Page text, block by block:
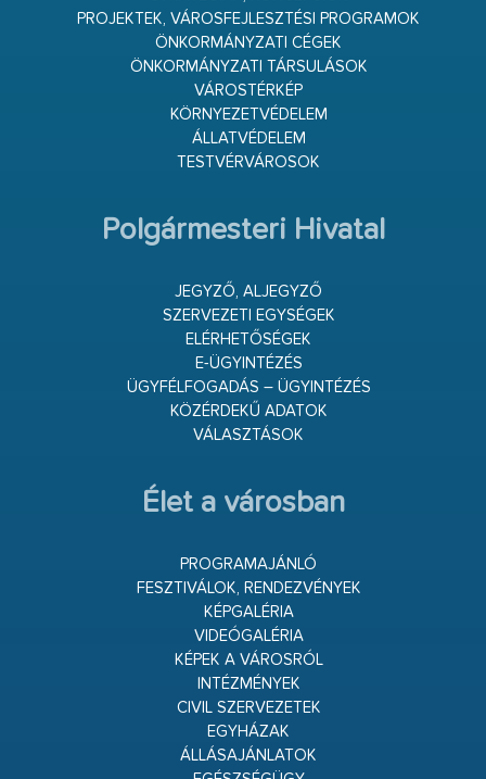
PROJEKTEK, VÁROSFEJLESZTÉSI PROGRAMOK
ÖNKORMÁNYZATI CÉGEK
ÖNKORMÁNYZATI TÁRSULÁSOK
VÁROSTÉRKÉP
KÖRNYEZETVÉDELEM
ÁLLATVÉDELEM
TESTVÉRVÁROSOK
Polgármesteri Hivatal
JEGYZŐ, ALJEGYZŐ
SZERVEZETI EGYSÉGEK
ELÉRHETŐSÉGEK
E-ÜGYINTÉZÉS
ÜGYFÉLFOGADÁS – ÜGYINTÉZÉS
KÖZÉRDEKŰ ADATOK
VÁLASZTÁSOK
Élet a városban
PROGRAMAJÁNLÓ
FESZTIVÁLOK, RENDEZVÉNYEK
KÉPGALÉRIA
VIDEÓGALÉRIA
KÉPEK A VÁROSRÓL
INTÉZMÉNYEK
CIVIL SZERVEZETEK
EGYHÁZAK
ÁLLÁSAJÁNLATOK